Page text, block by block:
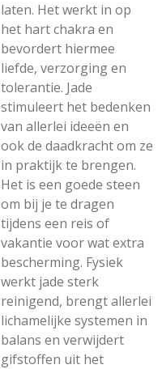
laten. Het werkt in op
het hart chakra en
bevordert hiermee
liefde, verzorging en
tolerantie. Jade
stimuleert het bedenken
van allerlei ideeën en
ook de daadkracht om ze
in praktijk te brengen.
Het is een goede steen
om bij je te dragen
tijdens een reis of
vakantie voor wat extra
bescherming. Fysiek
werkt jade sterk
reinigend, brengt allerlei
lichamelijke systemen in
balans en verwijdert
gifstoffen uit het